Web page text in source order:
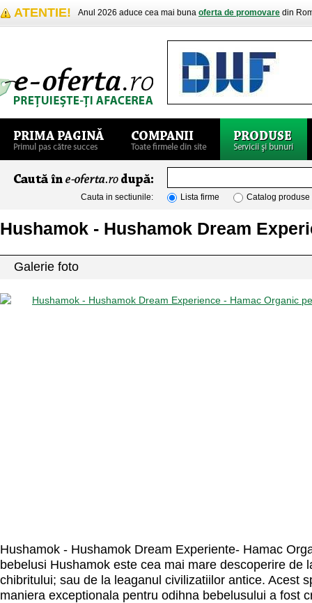
ATENTIE! Anul 2026 aduce cea mai buna oferta de promovare din
Cauta in sectiunile: Lista firme Catalog produse
Hushamok - Hushamok Dream
Galerie foto
Hushamok - Hushamok Dream Experiente- Hamac
bebelusi Hushamok este cea mai mare descoperire de
chibritului; sau de la leaganul civilizatiilor antice. Acest
maniera exceptionala pentru odihna bebelusului a fost